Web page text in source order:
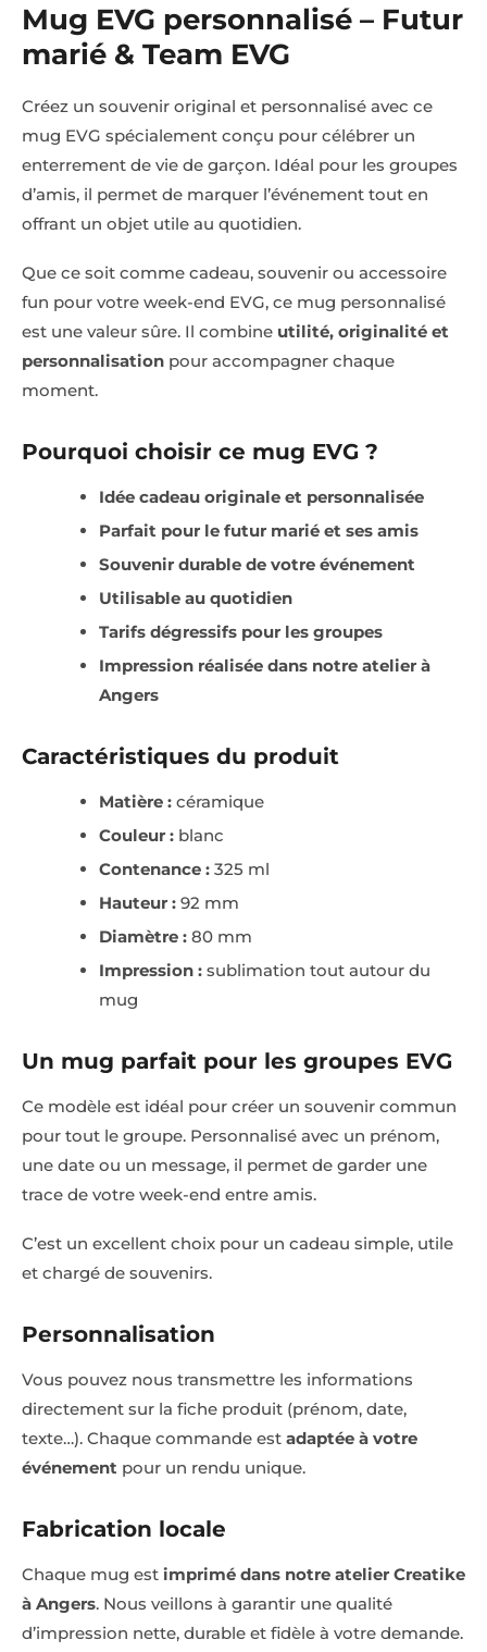
Mug EVG personnalisé – Futur
marié & Team EVG
Créez un souvenir original et personnalisé avec ce
mug EVG spécialement conçu pour célébrer un
enterrement de vie de garçon. Idéal pour les groupes
d’amis, il permet de marquer l’événement tout en
offrant un objet utile au quotidien.
Que ce soit comme cadeau, souvenir ou accessoire
fun pour votre week-end EVG, ce mug personnalisé
est une valeur sûre. Il combine utilité, originalité et
personnalisation pour accompagner chaque
moment.
Pourquoi choisir ce mug EVG ?
Idée cadeau originale et personnalisée
Parfait pour le futur marié et ses amis
Souvenir durable de votre événement
Utilisable au quotidien
Tarifs dégressifs pour les groupes
Impression réalisée dans notre atelier à
Angers
Caractéristiques du produit
Matière : céramique
Couleur : blanc
Contenance : 325 ml
Hauteur : 92 mm
Diamètre : 80 mm
Impression : sublimation tout autour du
mug
Un mug parfait pour les groupes EVG
Ce modèle est idéal pour créer un souvenir commun
pour tout le groupe. Personnalisé avec un prénom,
une date ou un message, il permet de garder une
trace de votre week-end entre amis.
C’est un excellent choix pour un cadeau simple, utile
et chargé de souvenirs.
Personnalisation
Vous pouvez nous transmettre les informations
directement sur la fiche produit (prénom, date,
texte…). Chaque commande est adaptée à votre
événement pour un rendu unique.
Fabrication locale
Chaque mug est imprimé dans notre atelier Creatike
à Angers. Nous veillons à garantir une qualité
d’impression nette, durable et fidèle à votre demande.